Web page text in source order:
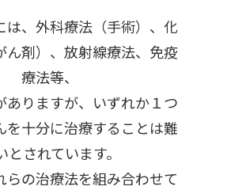
は、外科療法（手術）、化
ん剤）、放射線療法、免疫
療法等、
ありますが、いずれか１つ
を十分に治療することは難
とされています。
らの治療法を組み合わせて